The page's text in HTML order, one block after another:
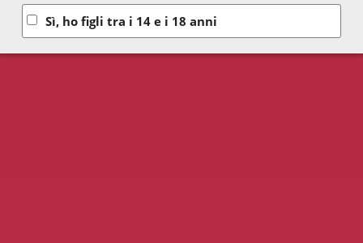
Sì, ho figli tra i 14 e i 18 anni